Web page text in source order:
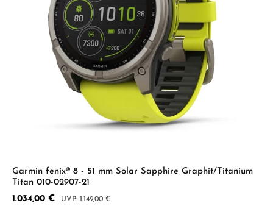
Garmin fēnix® 8 - 51 mm Solar Sapphire Graphit/Titanium
Titan 010-02907-21
Verkaufspreis:
1.034,00 € Regulärer Preis:
1.149,00 €